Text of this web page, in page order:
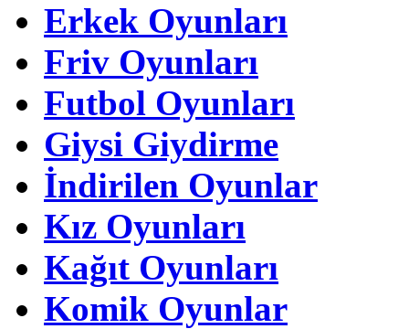
Erkek Oyunları
Friv Oyunları
Futbol Oyunları
Giysi Giydirme
İndirilen Oyunlar
Kız Oyunları
Kağıt Oyunları
Komik Oyunlar